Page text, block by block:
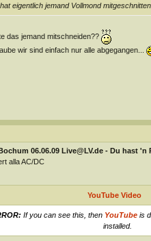
hat eigentlich jemand Vollmond
das jemand mitschneiden??
wir sind einfach nur alle abgegangen...
06.06.09 Live@LV.de - Du hast
alla AC/DC
YouTube Video
If you can see this, then YouTubeis
installed.